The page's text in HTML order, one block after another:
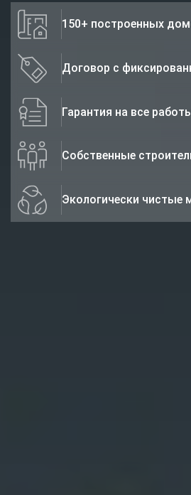
150+ построенных
Договор с
Гарантия на все
Собственные
Экологически чистые